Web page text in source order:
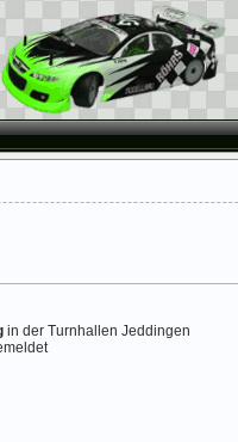
in der Turnhallen Jeddingen